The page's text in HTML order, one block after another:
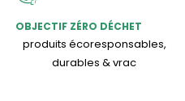
OBJECTIF ZÉRO DÉCHET
produits écoresponsables,
durables & vrac